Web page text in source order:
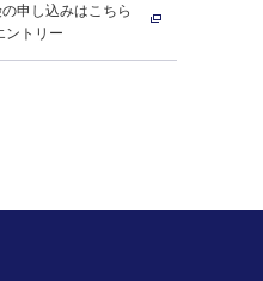
申し込みはこちら
ントリー